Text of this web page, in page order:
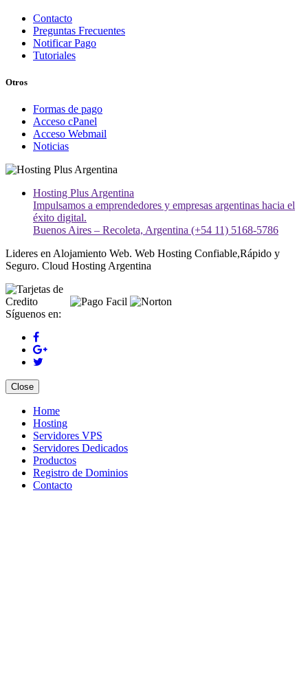
Contacto
Preguntas Frecuentes
Notificar Pago
Tutoriales
Otros
Formas de pago
Acceso cPanel
Acceso Webmail
Noticias
Hosting Plus Argentina
Impulsamos a emprendedores y empresas argentinas hacia el
éxito digital.
Buenos Aires – Recoleta, Argentina (+54 11) 5168-5786
Lideres en Alojamiento Web. Web Hosting Confiable,Rápido y
Seguro. Cloud Hosting Argentina
Síguenos en:
Close
Home
Hosting
Servidores VPS
Servidores Dedicados
Productos
Registro de Dominios
Contacto